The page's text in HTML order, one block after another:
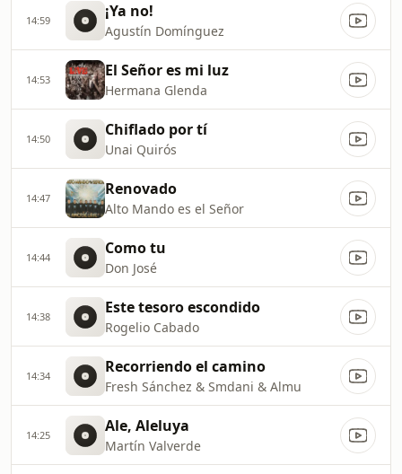
14:59 ¡Ya no!
Agustín Domínguez
14:53 El Señor es mi luz
Hermana Glenda
14:50 Chiflado por tí
Unai Quirós
14:47 Renovado
Alto Mando es el Señor
14:44 Como tu
Don José
14:38 Este tesoro escondido
Rogelio Cabado
14:34 Recorriendo el camino
Fresh Sánchez & Smdani & Almu
14:25 Ale, Aleluya
Martín Valverde